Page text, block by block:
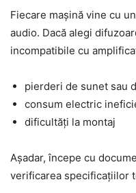
Fiecare mașină vine cu
audio. Dacă alegi
incompatibile cu
pierderi de sunet sau
consum electric
dificultăți la montaj
Așadar, începe cu
verificarea specificațiilor